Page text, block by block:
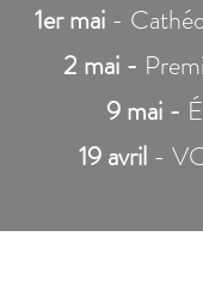
1er mai-
2 mai -
9 mai -
19 avril-